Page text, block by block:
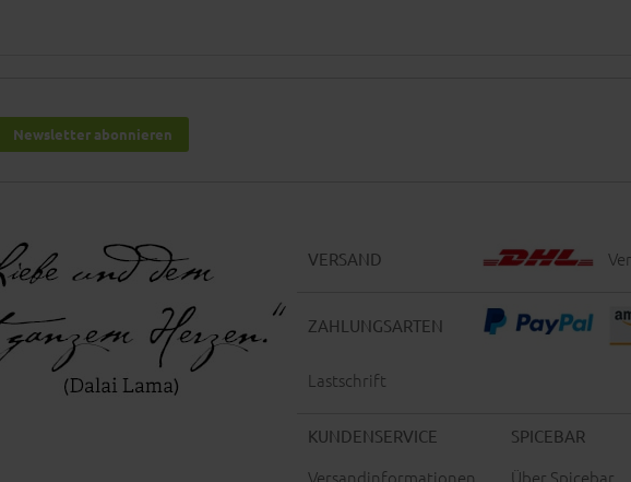
Newsletter abonnieren
VERSAND
ZAHLUNGSARTEN
Lastschrift
KUNDENSERVICE
Versandinformationen
SPICEBAR
Über Spicebar